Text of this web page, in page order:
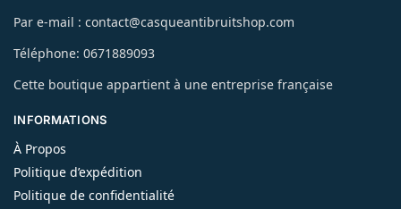
Par e-mail : contact@casqueantibruitshop.com
Téléphone: 0671889093
Cette boutique appartient à une entreprise française
INFORMATIONS
À Propos
Politique d’expédition
Politique de confidentialité